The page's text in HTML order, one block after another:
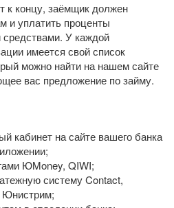
к концу, заёмщик должен
и уплатить проценты
У каждой
имеется свой список
можно найти на нашем сайте
вас предложение по займу.
кабинет на сайте вашего банка
ЮMoney, QIWI;
систему Contact,
Юнистрим;